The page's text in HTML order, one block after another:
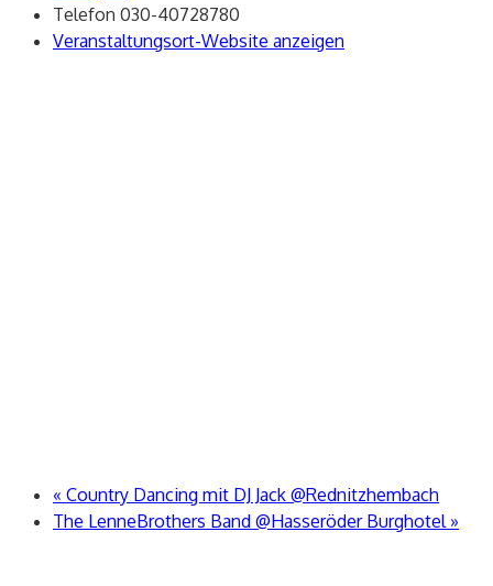
Telefon 030-40728780
Veranstaltungsort-Website anzeigen
« Country Dancing mit DJ Jack @Rednitzhembach
The LenneBrothers Band @Hasseröder Burghotel »